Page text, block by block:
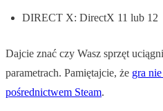
DIRECT X: DirectX 11 lub 12
Dajcie znać czy Wasz sprzęt
parametrach. Pamiętajcie, że gra
pośrednictwem Steam.